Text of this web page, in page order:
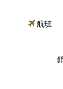
航班